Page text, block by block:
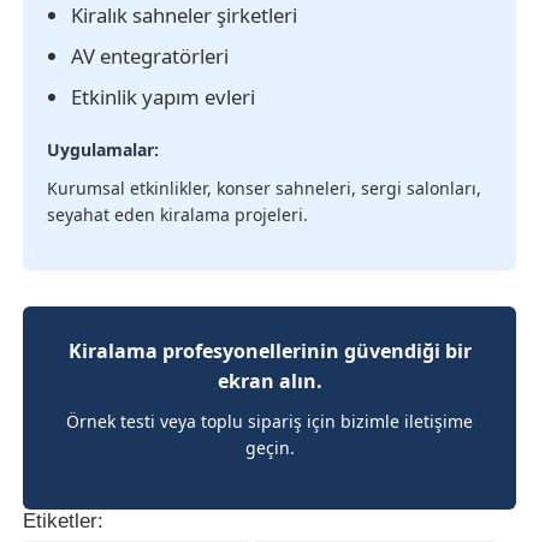
Kiralık sahneler şirketleri
AV entegratörleri
Etkinlik yapım evleri
Uygulamalar:
Kurumsal etkinlikler, konser sahneleri, sergi salonları,
seyahat eden kiralama projeleri.
Kiralama profesyonellerinin güvendiği bir
ekran alın.
Örnek testi veya toplu sipariş için bizimle iletişime
geçin.
Etiketler: